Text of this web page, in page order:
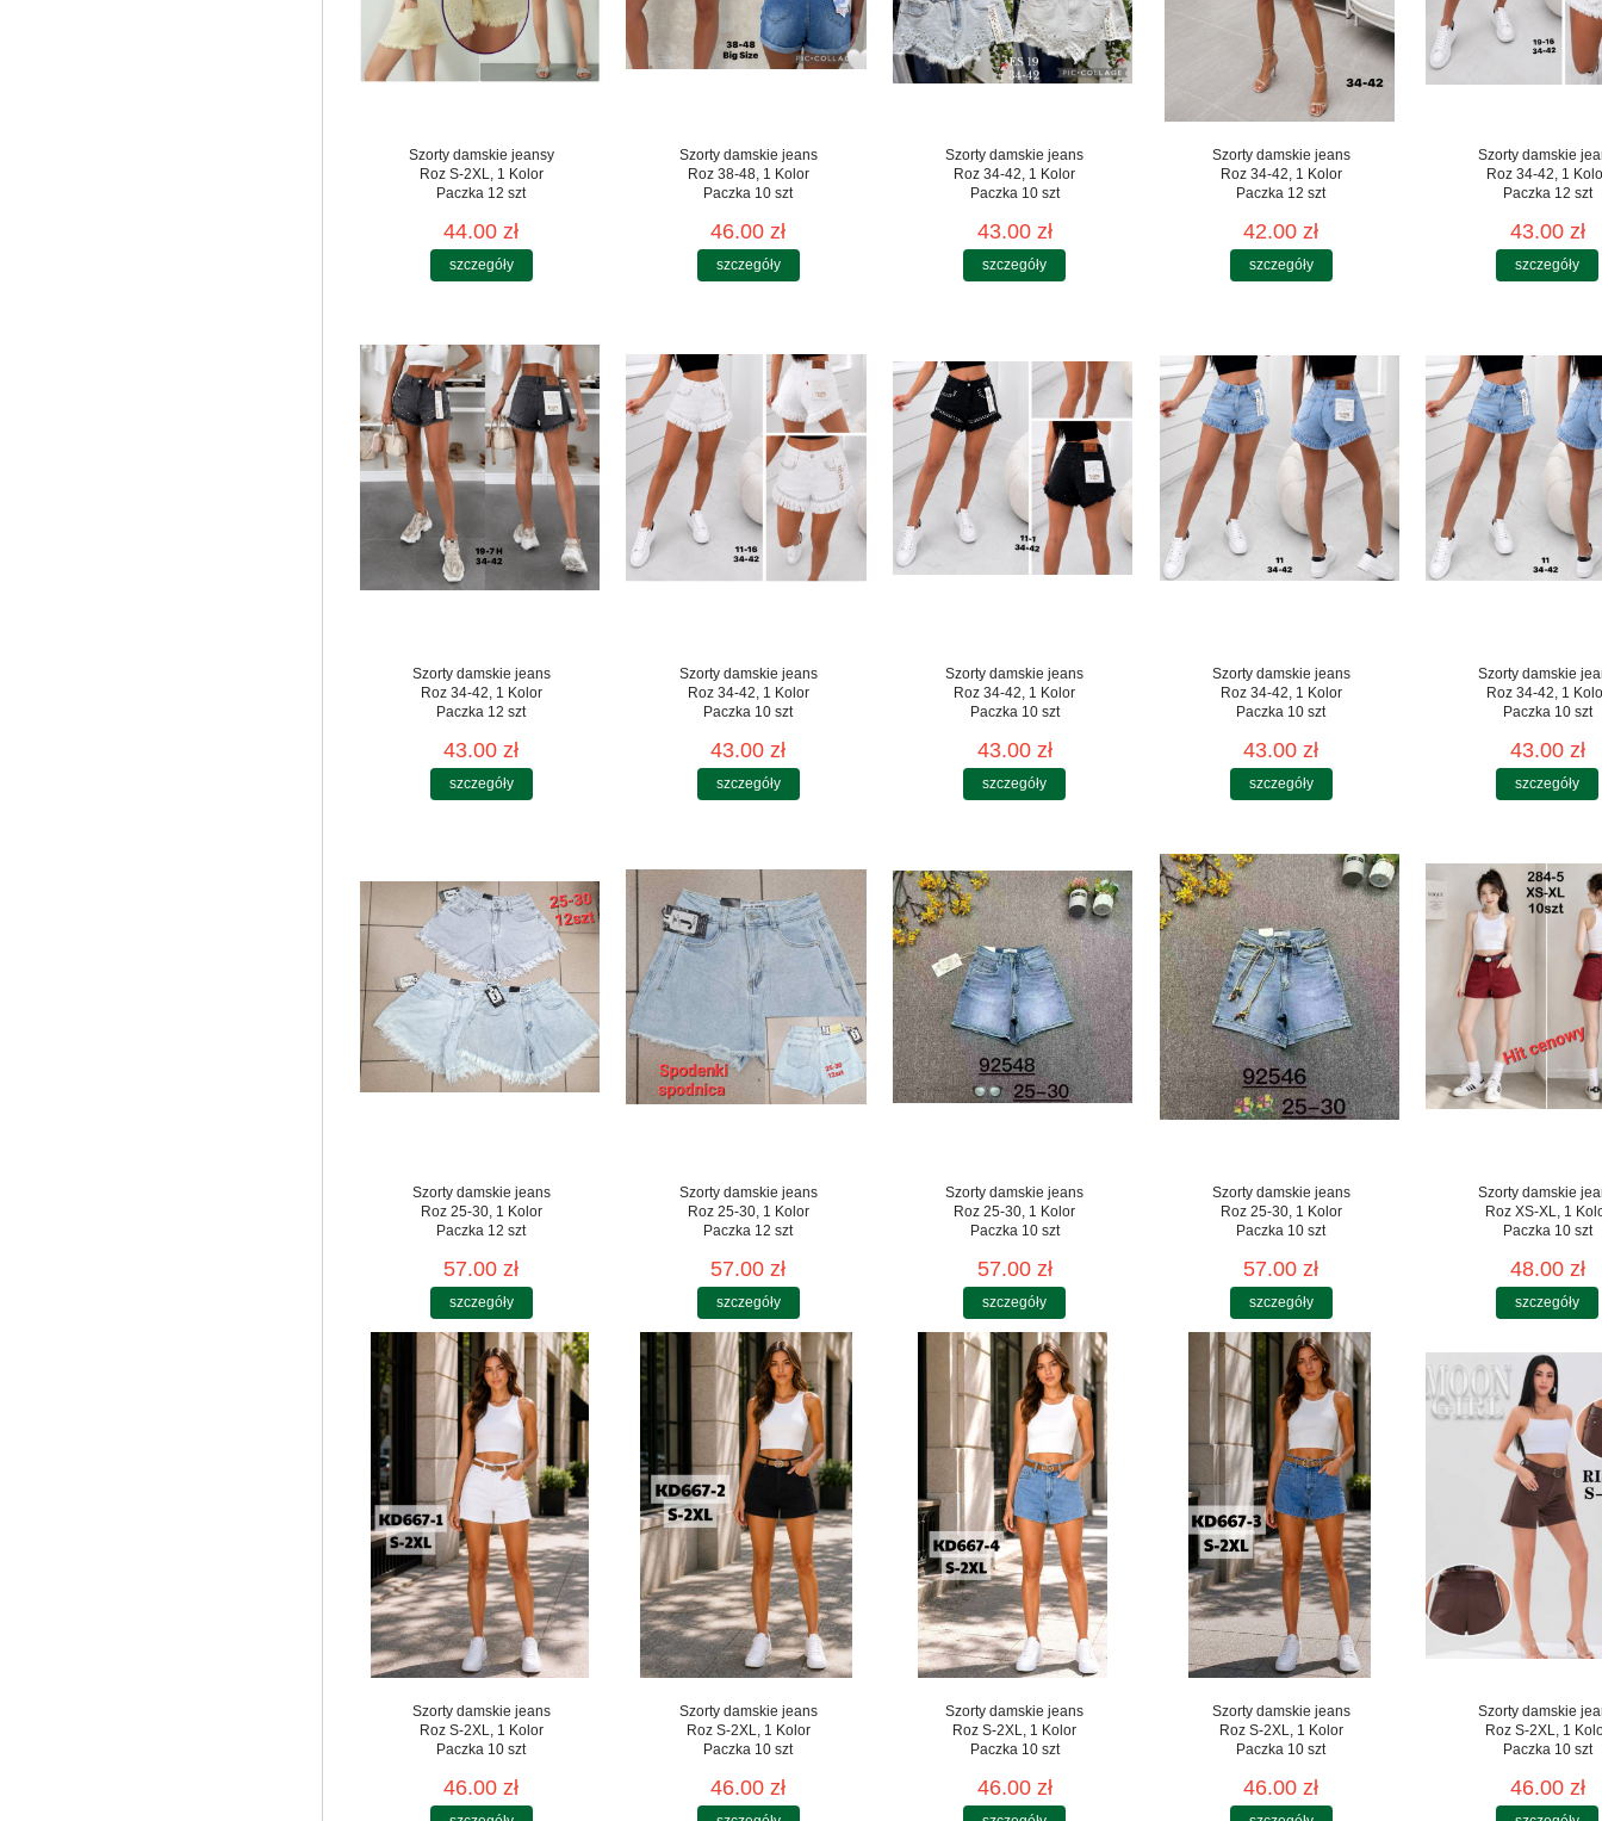
Szorty damskie jeansy
Roz S-2XL, 1 Kolor
Paczka 12 szt
44.00 zł
szczegóły
Szorty damskie jeans
Roz 38-48, 1 Kolor
Paczka 10 szt
46.00 zł
szczegóły
Szorty damskie jeans
Roz 34-42, 1 Kolor
Paczka 10 szt
43.00 zł
szczegóły
Szorty damskie jeans
Roz 34-42, 1 Kolor
Paczka 12 szt
42.00 zł
szczegóły
Szorty damskie
Roz 34-42, 1
Paczka 12 szt
43.00 zł
szczegóły
Szorty damskie jeans
Roz 34-42, 1 Kolor
Paczka 12 szt
43.00 zł
szczegóły
Szorty damskie jeans
Roz 34-42, 1 Kolor
Paczka 10 szt
43.00 zł
szczegóły
Szorty damskie jeans
Roz 34-42, 1 Kolor
Paczka 10 szt
43.00 zł
szczegóły
Szorty damskie jeans
Roz 34-42, 1 Kolor
Paczka 10 szt
43.00 zł
szczegóły
Szorty damskie
Roz 34-42, 1
Paczka 10 szt
43.00 zł
szczegóły
Szorty damskie jeans
Roz 25-30, 1 Kolor
Paczka 12 szt
57.00 zł
szczegóły
Szorty damskie jeans
Roz 25-30, 1 Kolor
Paczka 12 szt
57.00 zł
szczegóły
Szorty damskie jeans
Roz 25-30, 1 Kolor
Paczka 10 szt
57.00 zł
szczegóły
Szorty damskie jeans
Roz 25-30, 1 Kolor
Paczka 10 szt
57.00 zł
szczegóły
Szorty damskie
Roz XS-XL, 1
Paczka 10 szt
48.00 zł
szczegóły
Szorty damskie jeans
Roz S-2XL, 1 Kolor
Paczka 10 szt
46.00 zł
Szorty damskie jeans
Roz S-2XL, 1 Kolor
Paczka 10 szt
46.00 zł
Szorty damskie jeans
Roz S-2XL, 1 Kolor
Paczka 10 szt
46.00 zł
Szorty damskie jeans
Roz S-2XL, 1 Kolor
Paczka 10 szt
46.00 zł
Szorty damskie
Roz S-2XL, 1
Paczka 10 szt
46.00 zł